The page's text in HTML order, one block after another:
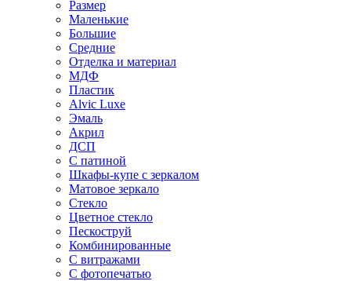
Размер
Маленькие
Большие
Средние
Отделка и материал
МДФ
Пластик
Alvic Luxe
Эмаль
Акрил
ДСП
С патиной
Шкафы-купе с зеркалом
Матовое зеркало
Стекло
Цветное стекло
Пескоструй
Комбинированные
С витражами
С фотопечатью